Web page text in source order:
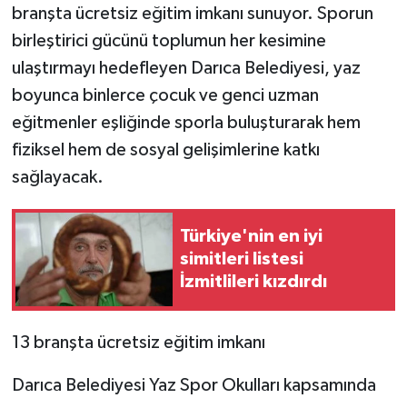
branşta ücretsiz eğitim imkanı sunuyor. Sporun
birleştirici gücünü toplumun her kesimine
ulaştırmayı hedefleyen Darıca Belediyesi, yaz
boyunca binlerce çocuk ve genci uzman
eğitmenler eşliğinde sporla buluşturarak hem
fiziksel hem de sosyal gelişimlerine katkı
sağlayacak.
Türkiye'nin en iyi
simitleri listesi
İzmitlileri kızdırdı
13 branşta ücretsiz eğitim imkanı
Darıca Belediyesi Yaz Spor Okulları kapsamında